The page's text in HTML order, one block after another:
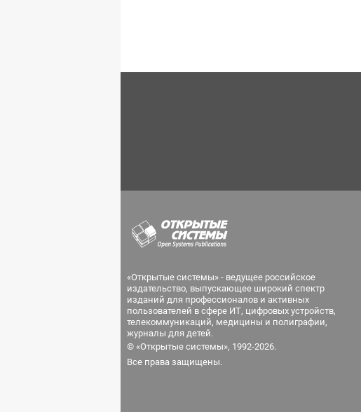
«Открытые системы» - ведущее российское
издательство, выпускающее широкий спектр
изданий для профессионалов и активных
пользователей в сфере ИТ, цифровых устройств,
телекоммуникаций, медицины и полиграфии,
журналы для детей.
© «Открытые системы», 1992-2026.
Все права защищены.